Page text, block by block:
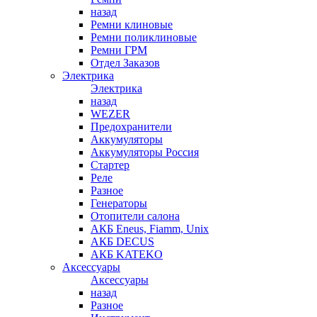
назад
Ремни клиновые
Ремни поликлиновые
Ремни ГРМ
Отдел Заказов
Электрика
Электрика
назад
WEZER
Предохранители
Аккумуляторы
Аккумуляторы Россия
Стартер
Реле
Разное
Генераторы
Отопители салона
АКБ Eneus, Fiamm, Unix
АКБ DECUS
АКБ KATEKO
Аксессуары
Аксессуары
назад
Разное